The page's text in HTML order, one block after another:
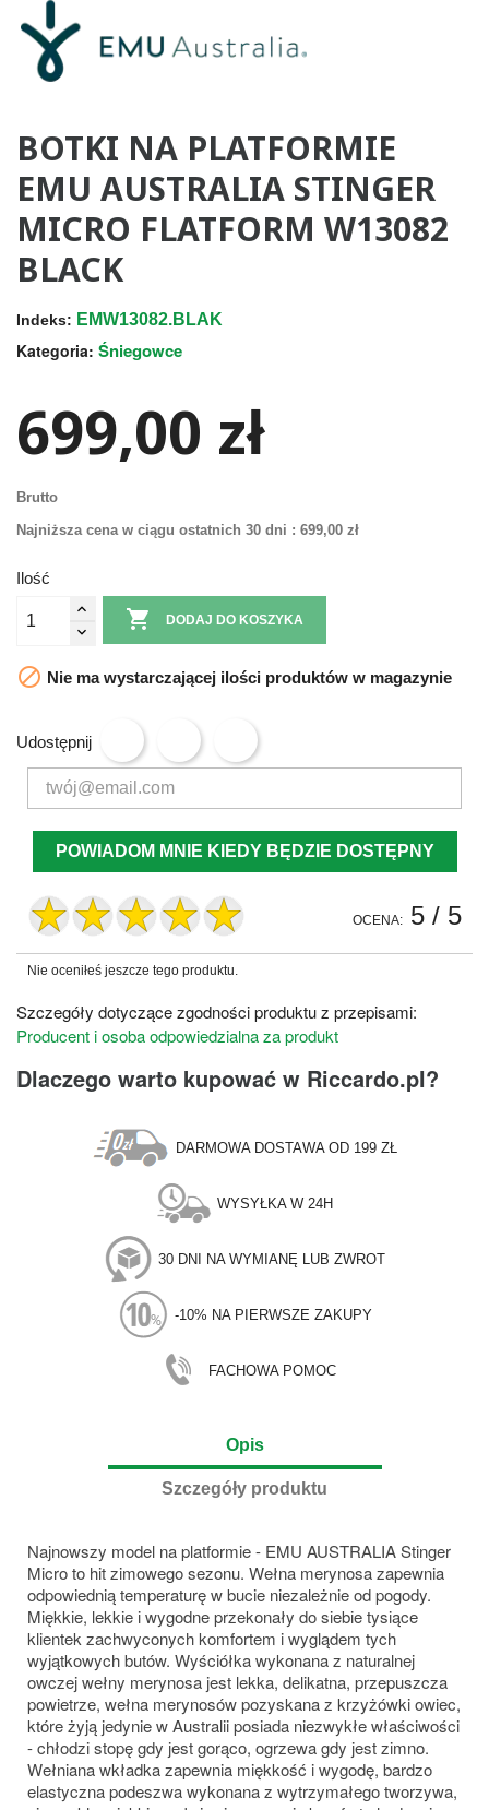
BOTKI NA PLATFORMIE
EMU AUSTRALIA STINGER
MICRO FLATFORM W13082
BLACK
Indeks: EMW13082.BLAK
Kategoria: Śniegowce
699,00 zł
Brutto
Najniższa cena w ciągu ostatnich 30 dni : 699,00 zł
Ilość
 DODAJ DO KOSZYKA
 Nie ma wystarczającej ilości produktów w magazynie
Udostępnij
POWIADOM MNIE KIEDY BĘDZIE DOSTĘPNY
OCENA: 5 / 5
Nie oceniłeś jeszcze tego produktu.
Szczegóły dotyczące zgodności produktu z przepisami:
Producent i osoba odpowiedzialna za produkt
Dlaczego warto kupować w Riccardo.pl?
DARMOWA DOSTAWA OD 199 ZŁ
WYSYŁKA W 24H
30 DNI NA WYMIANĘ LUB ZWROT
-10% NA PIERWSZE ZAKUPY
FACHOWA POMOC
Opis
Szczegóły produktu
Najnowszy model na platformie - EMU AUSTRALIA Stinger
Micro to hit zimowego sezonu. Wełna merynosa zapewnia
odpowiednią temperaturę w bucie niezależnie od pogody.
Miękkie, lekkie i wygodne przekonały do siebie tysiące
klientek zachwyconych komfortem i wyglądem tych
wyjątkowych butów. Wyściółka wykonana z naturalnej
owczej wełny merynosa jest lekka, delikatna, przepuszcza
powietrze, wełna merynosów pozyskana z krzyżówki owiec,
które żyją jedynie w Australii posiada niezwykłe właściwości
- chłodzi stopę gdy jest gorąco, ogrzewa gdy jest zimno.
Wełniana wkładka zapewnia miękkość i wygodę, bardzo
elastyczna podeszwa wykonana z wytrzymałego tworzywa,